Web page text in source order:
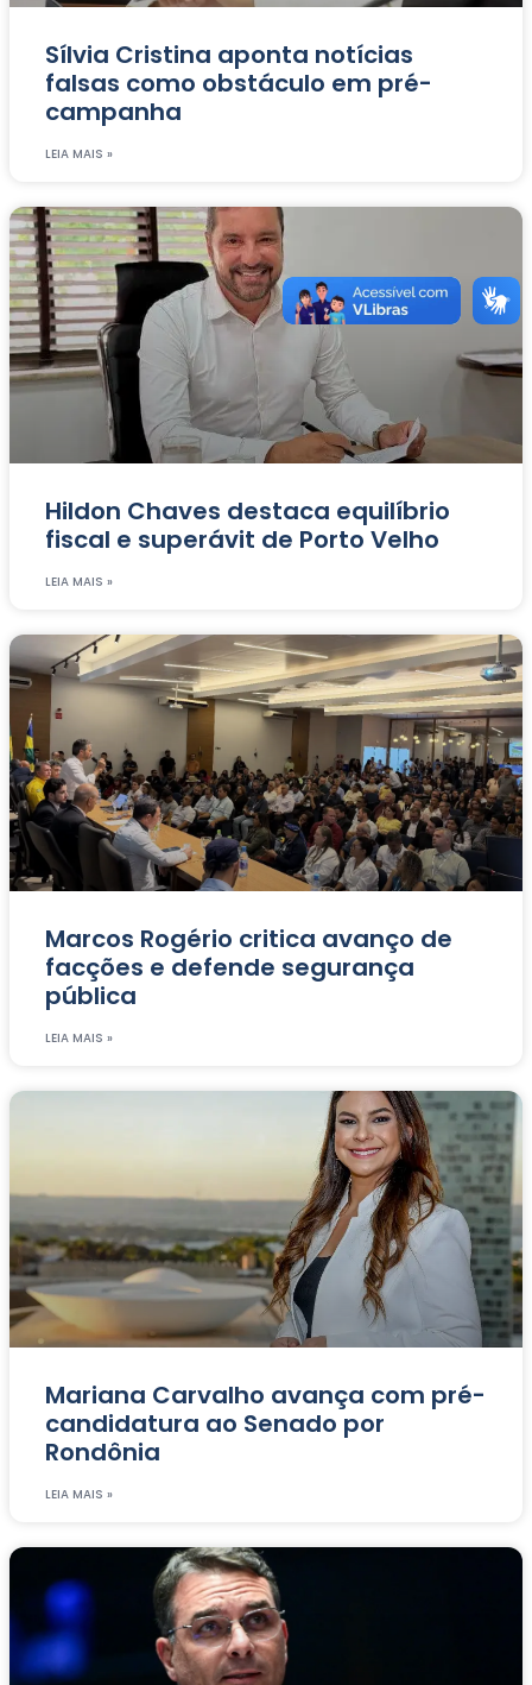
Sílvia Cristina aponta notícias
falsas como obstáculo em pré-
campanha
LEIA MAIS »
Hildon Chaves destaca equilíbrio
fiscal e superávit de Porto Velho
LEIA MAIS »
Marcos Rogério critica avanço de
facções e defende segurança
pública
LEIA MAIS »
Mariana Carvalho avança com pré-
candidatura ao Senado por
Rondônia
LEIA MAIS »